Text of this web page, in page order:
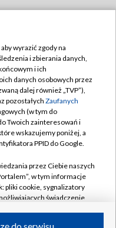
wyrazić zgody na
i zbierania danych,
i ich
danych osobowych przez
dalej również „TVP”),
pozostałych Zaufanych
(w tym do
Twoich zainteresowań i
wskazujemy poniżej, a
PPID do Google.
przez Ciebie naszych
w tym informacje
pliki cookie, sygnalizatory
świadczenie